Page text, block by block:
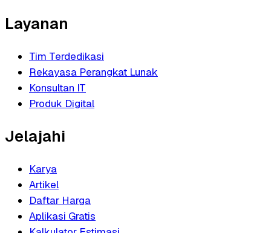
Layanan
Tim Terdedikasi
Rekayasa Perangkat Lunak
Konsultan IT
Produk Digital
Jelajahi
Karya
Artikel
Daftar Harga
Aplikasi Gratis